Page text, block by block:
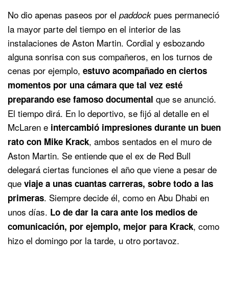
No dio apenas paseos por el paddock pues permaneció
la mayor parte del tiempo en el interior de las
instalaciones de Aston Martin. Cordial y esbozando
alguna sonrisa con sus compañeros, en los turnos de
cenas por ejemplo, estuvo acompañado en ciertos
momentos por una cámara que tal vez esté
preparando ese famoso documental que se anunció.
El tiempo dirá. En lo deportivo, se fijó al detalle en el
McLaren e intercambió impresiones durante un buen
rato con Mike Krack, ambos sentados en el muro de
Aston Martin. Se entiende que el ex de Red Bull
delegará ciertas funciones el año que viene a pesar de
que viaje a unas cuantas carreras, sobre todo a las
primeras. Siempre decide él, como en Abu Dhabi en
unos días. Lo de dar la cara ante los medios de
comunicación, por ejemplo, mejor para Krack, como
hizo el domingo por la tarde, u otro portavoz.